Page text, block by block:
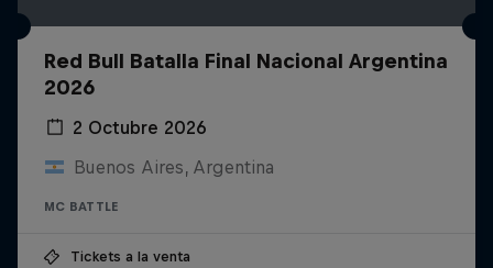
Red Bull Batalla Final Nacional Argentina
2026
2 Octubre 2026
Buenos Aires, Argentina
MC BATTLE
Tickets a la venta